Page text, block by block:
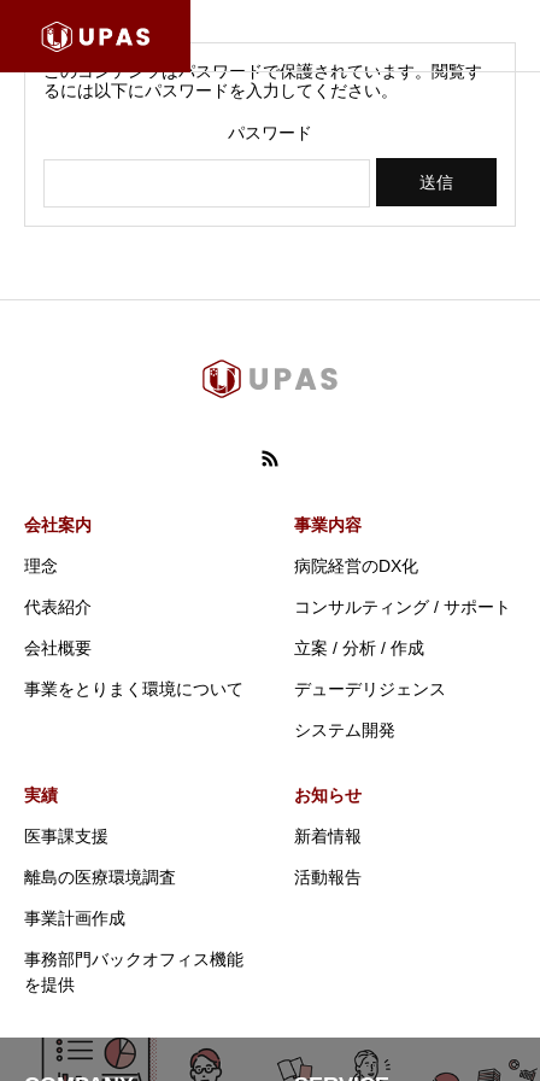
このコンテンツはパスワードで保護されています。閲覧す
るには以下にパスワードを入力してください。
パスワード
会社案内
理念
代表紹介
会社概要
事業をとりまく環境について
事業内容
病院経営のDX化
コンサルティング / サポート
立案 / 分析 / 作成
デューデリジェンス
システム開発
実績
医事課支援
離島の医療環境調査
事業計画作成
事務部門バックオフィス機能
を提供
お知らせ
新着情報
活動報告